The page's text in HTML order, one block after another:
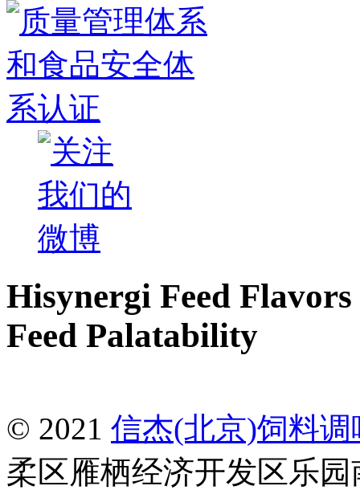
Hisynergi Feed
Feed Palatability
© 2021 信杰(北京)饲料
柔区雁栖经济开发区乐